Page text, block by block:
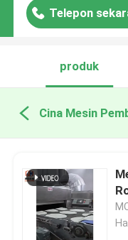
Telepon
produk
Cina Mesin